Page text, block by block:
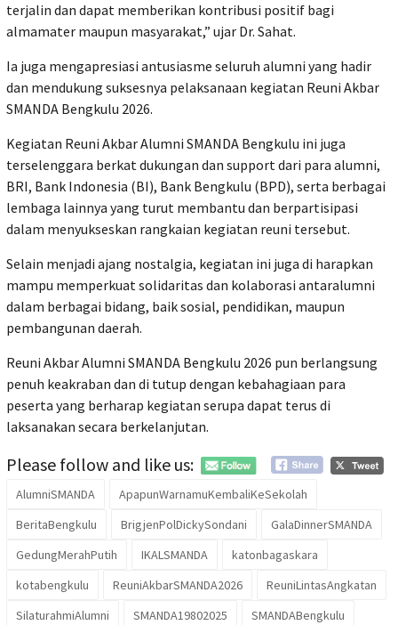
terjalin dan dapat memberikan kontribusi positif bagi
almamater maupun masyarakat,” ujar Dr. Sahat.
Ia juga mengapresiasi antusiasme seluruh alumni yang hadir
dan mendukung suksesnya pelaksanaan kegiatan Reuni Akbar
SMANDA Bengkulu 2026.
Kegiatan Reuni Akbar Alumni SMANDA Bengkulu ini juga
terselenggara berkat dukungan dan support dari para alumni,
BRI, Bank Indonesia (BI), Bank Bengkulu (BPD), serta berbagai
lembaga lainnya yang turut membantu dan berpartisipasi
dalam menyukseskan rangkaian kegiatan reuni tersebut.
Selain menjadi ajang nostalgia, kegiatan ini juga di harapkan
mampu memperkuat solidaritas dan kolaborasi antaralumni
dalam berbagai bidang, baik sosial, pendidikan, maupun
pembangunan daerah.
Reuni Akbar Alumni SMANDA Bengkulu 2026 pun berlangsung
penuh keakraban dan di tutup dengan kebahagiaan para
peserta yang berharap kegiatan serupa dapat terus di
laksanakan secara berkelanjutan.
Please follow and like us:
AlumniSMANDA
ApapunWarnamuKembaliKeSekolah
BeritaBengkulu
BrigjenPolDickySondani
GalaDinnerSMANDA
GedungMerahPutih
IKALSMANDA
katonbagaskara
kotabengkulu
ReuniAkbarSMANDA2026
ReuniLintasAngkatan
SilaturahmiAlumni
SMANDA19802025
SMANDABengkulu